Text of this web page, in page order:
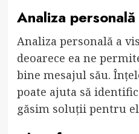
Analiza
Analiza personală a
deoarece ea ne
bine mesajul său.
poate ajuta să
găsim soluții pentru